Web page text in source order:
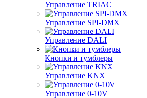
Управление TRIAC
Управление SPI-DMX
Управление DALI
Кнопки и тумблеры
Управление KNX
Управление 0-10V